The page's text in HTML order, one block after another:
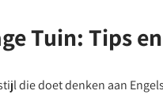
Tuin: Tips
die doet denken aan